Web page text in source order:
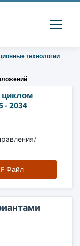
технологии
- 2034
Файл